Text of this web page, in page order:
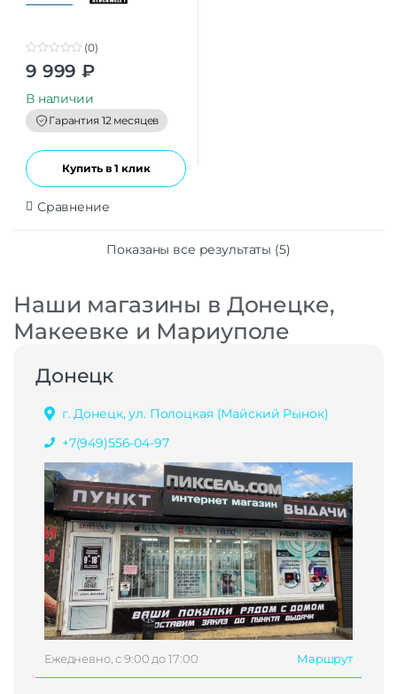
0
o
t
o
f
5
(0)
9 999 ₽
В наличии
Гарантия 12 месяцев
Купить в 1 клик
Сравнение
Показаны все результаты (5)
Наши магазины в Донецке,
Макеевке и Мариуполе
Донецк
г. Донецк, ул. Полоцкая (Майский Рынок)
+7(949)556-04-97
Ежедневно, с 9:00 до 17:00 Маршрут